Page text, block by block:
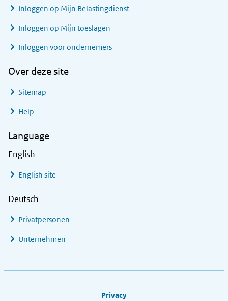
Inloggen op Mijn Belastingdienst
Inloggen op Mijn toeslagen
Inloggen voor ondernemers
Over deze site
Sitemap
Help
Language
English
English site
Deutsch
Privatpersonen
Unternehmen
Privacy